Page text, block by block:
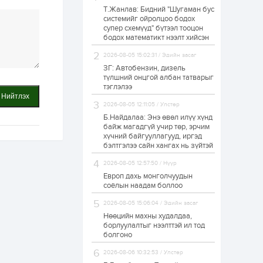
Нийтлэх
Н.Номтойбаяр:
Аймгуудад
тулгамдаж буй
асуудлуудыг долоо
хоног бүр Засгийн
газрын...
1 өдөр 0
УИХ-ын дарга
С.Бямбацогт төрийг
тахих төрийн
тахилгад оролцлоо
1 өдөр 3 0
“Хотын дарга сонсож
байна” 150150 тусгай
дугаарыг
наймдугаар сарын
1 өдөр
“Чингис хаан” олон
улсын нисэх буудал
руу нийтийн тээврийн
автобус 24 цагаар
Т.Жанлав: Бидний "Шугаман бус
системийг ойролцоо бодох
супер схемүүд" бүтээл тооцон
бодох математикт нээлт хийсэн
2026-08-05 15:02:31 / Эдийн засаг
ЗГ: Автобензин, дизель
түлшний онцгой албан татварыг
тэглэлээ
2026-08-05 12:11:05 / Улстөр
Б.Найдалаа: Энэ өвөл илүү хүнд
байж магадгүй учир төр, эрчим
хүчний байгууллагууд, иргэд
бэлтгэлээ сайн хангах нь зүйтэй
2026-08-05 12:57:50 / Нүүр
Европ дахь монголчуудын
соёлын наадам боллоо
2026-08-05 15:06:04 / Эдийн засаг
Нөөцийн махны худалдаа,
борлуулалтыг нээлттэй ил тод
болгоно
2026-08-06 10:32:53 / Улстөр